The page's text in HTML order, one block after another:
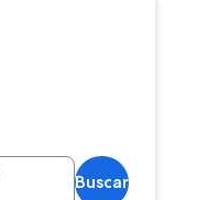
Buscar